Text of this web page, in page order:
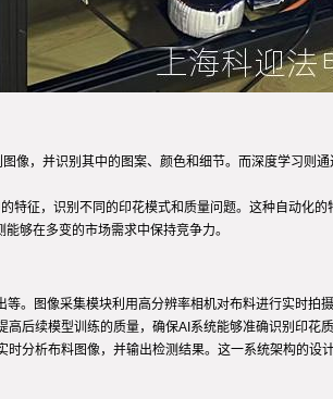
，并识别其中的图案、颜色和细节。而深度学习则
征，识别不同的印花模式和质量问题。这种自动化
够在多变的市场需求中保持竞争力。
。图像采集模块利用高分辨率相机对布料进行实时拍
后续模型训练的质量，确保AI系统能够准确识别印花质
分析布料图像，并输出检测结果。这一系统架构的设